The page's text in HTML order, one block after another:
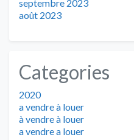
septembre 2023
août 2023
Categories
2020
a vendre à louer
à vendre à louer
a vendre a louer